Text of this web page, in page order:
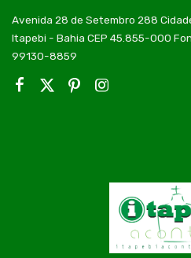
Avenida 28 de Setembro 288
Itapebi - Bahia CEP 45.855-000
99130-8859